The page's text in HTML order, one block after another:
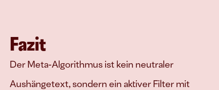
Fazit
Der Meta‑Algorithmus ist kein neutraler
Aushängetext, sondern ein aktiver Filter mit